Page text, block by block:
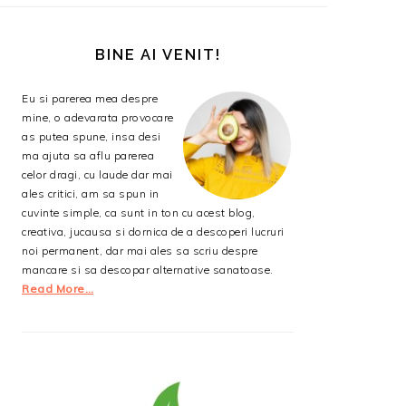
PRINCIPALĂBINE AI VENIT!
Eu si parerea mea despre
mine, o adevarata provocare
as putea spune, insa desi
ma ajuta sa aflu parerea
celor dragi, cu laude dar mai
ales critici, am sa spun in
cuvinte simple, ca sunt in ton cu acest blog,
creativa, jucausa si dornica de a descoperi lucruri
noi permanent, dar mai ales sa scriu despre
mancare si sa descopar alternative sanatoase.
Read More…